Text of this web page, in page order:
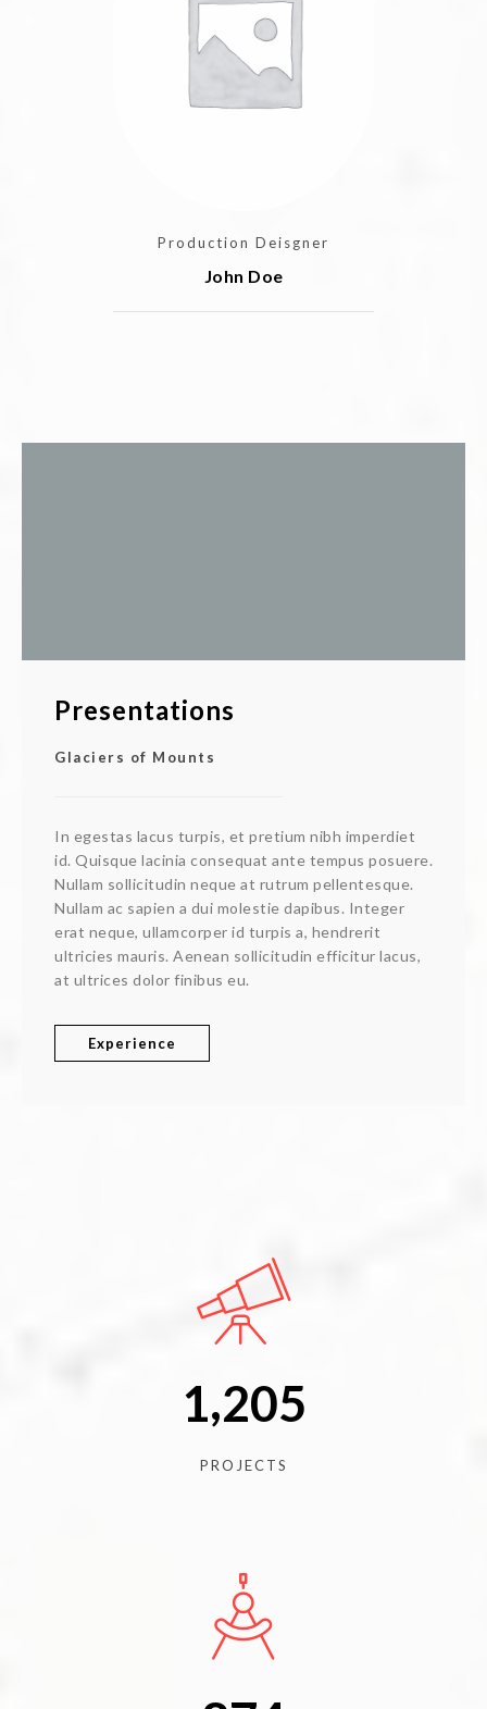
Production Deisgner
John Doe
Presentations
Glaciers of Mounts
In egestas lacus turpis, et pretium nibh imperdiet
id. Quisque lacinia consequat ante tempus posuere.
Nullam sollicitudin neque at rutrum pellentesque.
Nullam ac sapien a dui molestie dapibus. Integer
erat neque, ullamcorper id turpis a, hendrerit
ultricies mauris. Aenean sollicitudin efficitur lacus,
at ultrices dolor finibus eu.
Experience
1,205
PROJECTS